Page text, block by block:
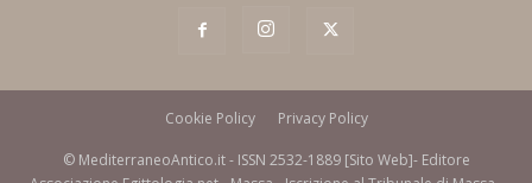
Cookie Policy Privacy Policy
© MediterraneoAntico.it - ISSN 2532-1889 [Sito Web]- Editore